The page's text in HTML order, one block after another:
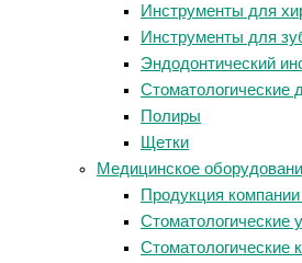
Инструменты для
Инструменты для
Эндодонтический
Стоматологические
Полиры
Щетки
Медицинское
Продукция
Стоматологические
Стоматологические